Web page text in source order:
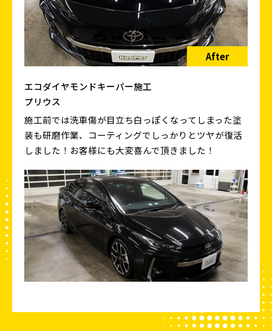
After
エコダイヤモンドキーパー施工
プリウス
施工前では洗車傷が目立ち白っぽくなってしまった塗
装も研磨作業、コーティングでしっかりとツヤが復活
しました！お客様にも大変喜んで頂きました！